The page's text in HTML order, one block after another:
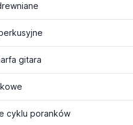
gitara
cyklu poranków